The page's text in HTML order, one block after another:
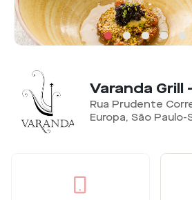
Varanda Grill
Rua Prudente
Europa, São Paulo-